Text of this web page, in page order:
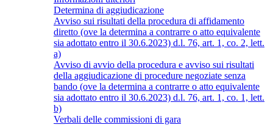
Determina di aggiudicazione
Avviso sui risultati della procedura di affidamento
diretto (ove la determina a contrarre o atto equivalente
sia adottato entro il 30.6.2023) d.l. 76, art. 1, co. 2, lett.
a)
Avviso di avvio della procedura e avviso sui risultati
della aggiudicazione di procedure negoziate senza
bando (ove la determina a contrarre o atto equivalente
sia adottato entro il 30.6.2023) d.l. 76, art. 1, co. 1, lett.
b)
Verbali delle commissioni di gara